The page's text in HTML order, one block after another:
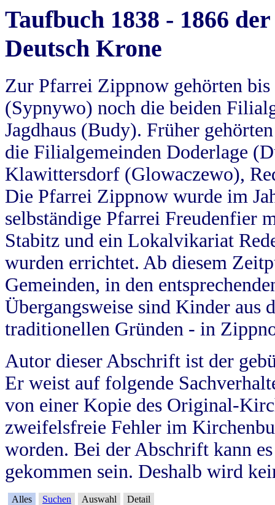
Taufbuch 1838 - 1866
Deutsch Krone
Zur Pfarrei Zippnow gehörten
(Sypnywo) noch die beiden
Jagdhaus (Budy). Früher
die Filialgemeinden Doderlage
Klawittersdorf (Glowaczewo),
Die Pfarrei Zippnow wurde im
selbständige Pfarrei Freudenfier
Stabitz und ein Lokalvikariat
wurden errichtet. Ab diesem
Gemeinden, in den
Übergangsweise sind Kinder aus
traditionellen Gründen - in
Autor dieser Abschrift ist der
Er weist auf folgende
von einer Kopie des Original-
zweifelsfreie Fehler im
worden. Bei der Abschrift kann
gekommen sein. Deshalb wird
Alles Suchen Auswahl Detail